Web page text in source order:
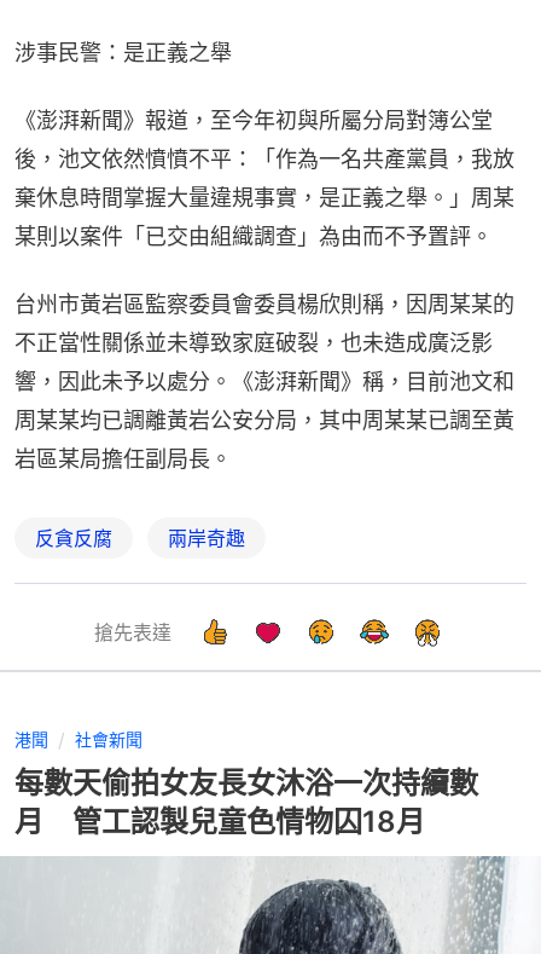
涉事民警：是正義之舉
《澎湃新聞》報道，至今年初與所屬分局對簿公堂
後，池文依然憤憤不平：「作為一名共產黨員，我放
棄休息時間掌握大量違規事實，是正義之舉。」周某
某則以案件「已交由組織調查」為由而不予置評。
台州市黃岩區監察委員會委員楊欣則稱，因周某某的
不正當性關係並未導致家庭破裂，也未造成廣泛影
響，因此未予以處分。《澎湃新聞》稱，目前池文和
周某某均已調離黃岩公安分局，其中周某某已調至黃
岩區某局擔任副局長。
反貪反腐 兩岸奇趣
搶先表達
港聞 社會新聞
每數天偷拍女友長女沐浴一次持續數
月 管工認製兒童色情物囚18月